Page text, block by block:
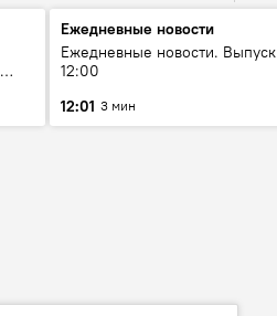
Ежедневные новости
Ежедневные новости. Выпуск
12:00
12:01 3 мин